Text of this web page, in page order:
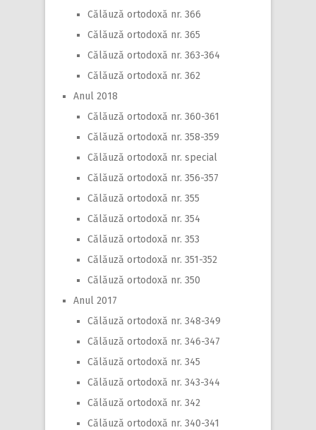
Călăuză ortodoxă nr. 366
Călăuză ortodoxă nr. 365
Călăuză ortodoxă nr. 363-364
Călăuză ortodoxă nr. 362
Anul 2018
Călăuză ortodoxă nr. 360-361
Călăuză ortodoxă nr. 358-359
Călăuză ortodoxă nr. special
Călăuză ortodoxă nr. 356-357
Călăuză ortodoxă nr. 355
Călăuză ortodoxă nr. 354
Călăuză ortodoxă nr. 353
Călăuză ortodoxă nr. 351-352
Călăuză ortodoxă nr. 350
Anul 2017
Călăuză ortodoxă nr. 348-349
Călăuză ortodoxă nr. 346-347
Călăuză ortodoxă nr. 345
Călăuză ortodoxă nr. 343-344
Călăuză ortodoxă nr. 342
Călăuză ortodoxă nr. 340-341